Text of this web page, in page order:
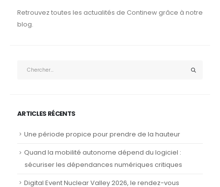
Retrouvez toutes les actualités de Continew grâce à notre
blog.
ARTICLES RÉCENTS
Une période propice pour prendre de la hauteur
Quand la mobilité autonome dépend du logiciel :
sécuriser les dépendances numériques critiques
Digital Event Nuclear Valley 2026, le rendez-vous